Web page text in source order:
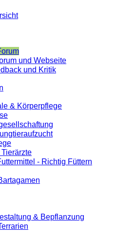
und Webseite
und Kritik
& Körperpflege
- Richtig Füttern
& Bepflanzung